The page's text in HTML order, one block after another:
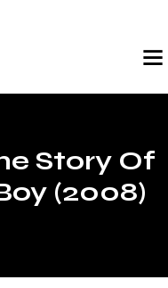
Story Of
(2008)